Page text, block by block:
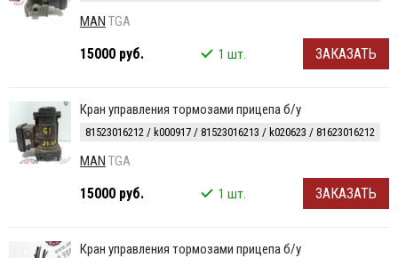
MAN TGA
15000 руб. 1 шт. ЗАКАЗАТЬ
Кран управления тормозами прицепа б/у
81523016212 / k000917 / 81523016213 / k020623 / 81623016212
MAN TGA
15000 руб. 1 шт. ЗАКАЗАТЬ
Кран управления тормозами прицепа б/у